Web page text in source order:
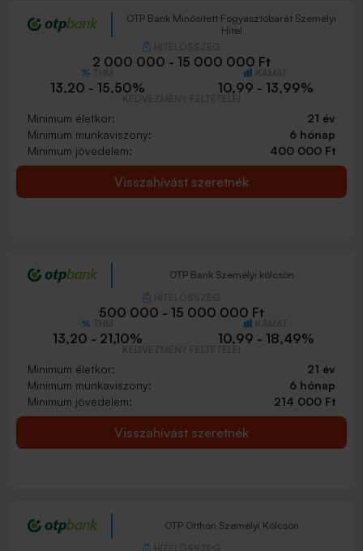
OTP Bank Minősített Fogyasztóbarát Személyi
Hitel
2 000 000 - 15 000 000 Ft
13,20 - 15,50% 10,99 - 13,99%
Minimum életkor:
21 év
Minimum munkaviszony:
6 hónap
Minimum jövedelem:
400 000 Ft
Visszahívást szeretnék
OTP Bank Személyi kölcsön
500 000 - 15 000 000 Ft
13,20 - 21,10% 10,99 - 18,49%
Minimum életkor:
21 év
Minimum munkaviszony:
6 hónap
Minimum jövedelem:
214 000 Ft
Visszahívást szeretnék
OTP Otthon Személyi Kölcsön